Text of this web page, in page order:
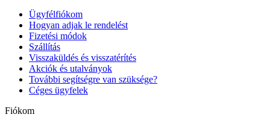
Ügyfélfiókom
Hogyan adjak le rendelést
Fizetési módok
Szállítás
Visszaküldés és visszatérítés
Akciók és utalványok
További segítségre van szüksége?
Céges ügyfelek
Fiókom